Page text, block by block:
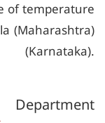
of temperature
(Maharashtra)